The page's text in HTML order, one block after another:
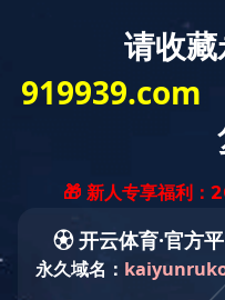
力
恪守承诺并不断的